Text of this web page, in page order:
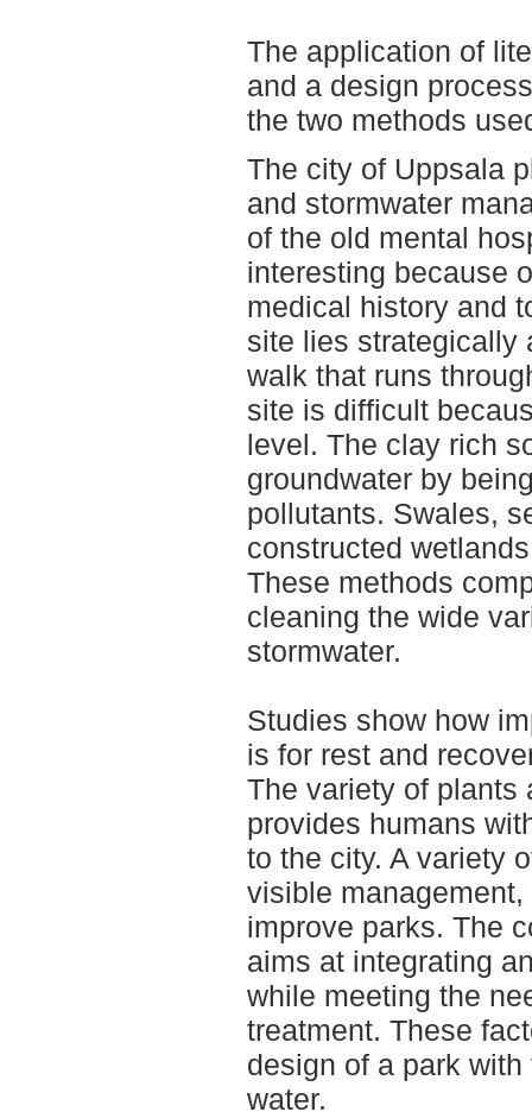
The application of
and a design
the two methods
The city of Uppsala
and stormwater
of the old mental
interesting because
medical history and
site lies strategically
walk that runs
site is difficult
level. The clay rich
groundwater by
pollutants. Swales,
constructed
These methods
cleaning the wide
stormwater.
Studies show how
is for rest and
The variety of plants
provides humans
to the city. A variety
visible
improve parks. The
aims at integrating
while meeting the
treatment. These
design of a park
water.